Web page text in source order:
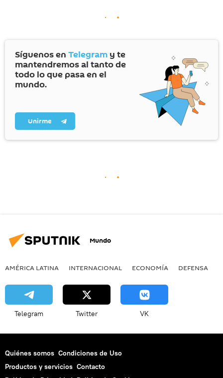
Síguenos en Telegram y te
mantendremos al tanto de
todo lo que pasa en el
mundo.
Unirme
Mundo
AMÉRICA LATINA INTERNACIONAL ECONOMÍA DEFENSA
Telegram Twitter VK
Quiénes somos Condiciones de Uso
Productos y servicios Contacto